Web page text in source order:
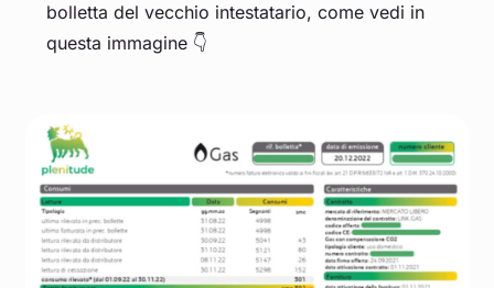
bolletta del vecchio intestatario, come vedi in
questa immagine 👇